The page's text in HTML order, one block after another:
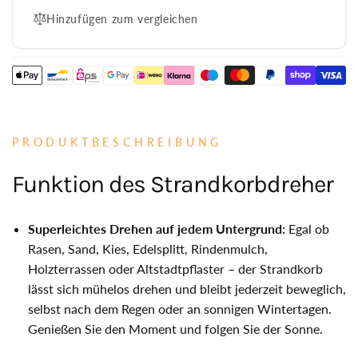
80
Strandkorbdreher
Drehteller
Schrauben)
–
drehbar
×
cm
Strandkorbdreher
/
inkl.
360°
Hinzufügen zum vergleichen
PRODUKTBESCHREIBUNG
Funktion des Strandkorbdreher
Superleichtes Drehen auf jedem Untergrund: Egal ob
Rasen, Sand, Kies, Edelsplitt, Rindenmulch,
Holzterrassen oder Altstadtpflaster – der Strandkorb
lässt sich mühelos drehen und bleibt jederzeit beweglich,
selbst nach dem Regen oder an sonnigen Wintertagen.
Genießen Sie den Moment und folgen Sie der Sonne.